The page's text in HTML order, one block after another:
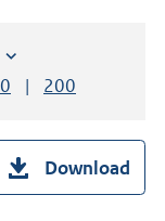
op:
oplopend
pagina
per pagina
resultaten per
Toon
200
Download